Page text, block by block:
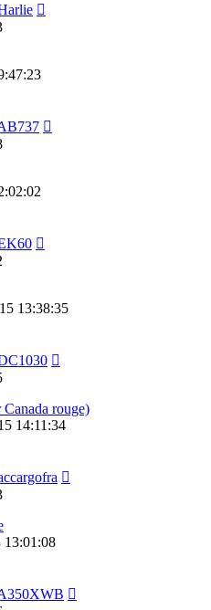
13:38:35
rouge)
14:11:34
13:01:08